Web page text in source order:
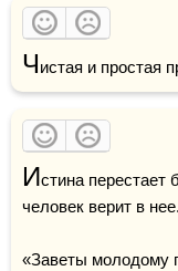
Чистая и простая
Истина перестает
человек верит в нее.
«Заветы молодому